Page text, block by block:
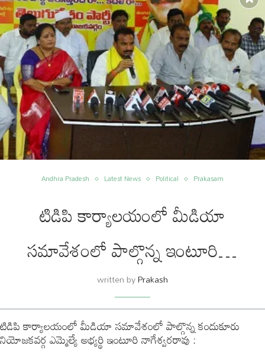
Andhra Pradesh Latest News Political Prakasam
టిడిపి కార్యాలయంలో మీడియా
సమావేశంలో పాల్గొన్న ఇంటూరి…
written byPrakash
టిడిపి కార్యాలయంలో మీడియా సమావేశంలో పాల్గొన్న కందుకూరు
నియోజకవర్గ ఎమ్మెల్యే అభ్యర్థి ఇంటూరి నాగేశ్వరరావు :